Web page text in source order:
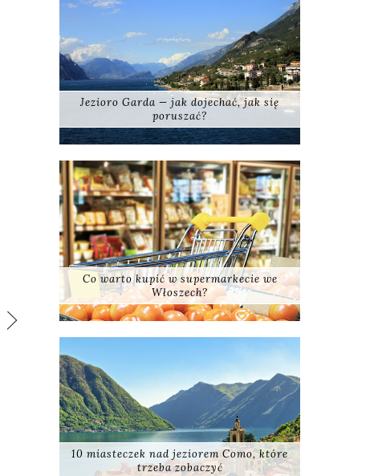
Jezioro Garda — jak dojechać, jak się
poruszać?
Co warto kupić w supermarkecie we
Włoszech?
10 miasteczek nad jeziorem Como, które
trzeba zobaczyć